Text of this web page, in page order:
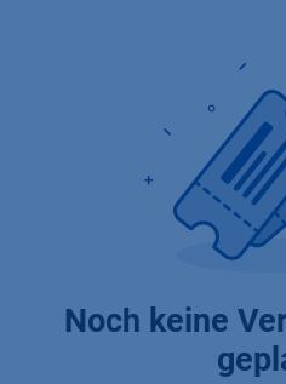
Noch keine